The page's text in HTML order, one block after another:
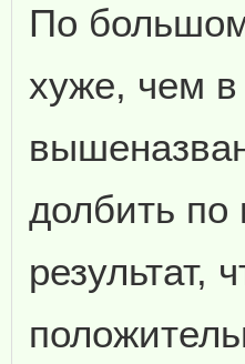
По
хуже, чем
долбить
результат,